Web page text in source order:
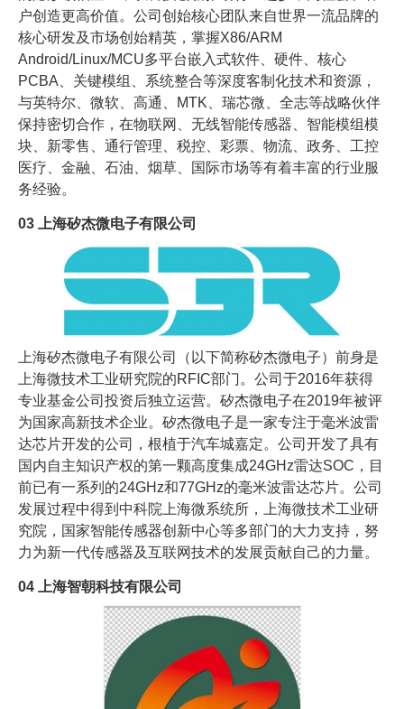
户创造更高价值。公司创始核心团队来自世界一流品牌的
核心研发及市场创始精英，掌握X86/ARM
Android/Linux/MCU多平台嵌入式软件、硬件、核心
PCBA、关键模组、系统整合等深度客制化技术和资源，
与英特尔、微软、高通、MTK、瑞芯微、全志等战略伙伴
保持密切合作，在物联网、无线智能传感器、智能模组模
块、新零售、通行管理、税控、彩票、物流、政务、工控
医疗、金融、石油、烟草、国际市场等有着丰富的行业服
务经验。
03 上海矽杰微电子有限公司
上海矽杰微电子有限公司（以下简称矽杰微电子）前身是
上海微技术工业研究院的RFIC部门。公司于2016年获得
专业基金公司投资后独立运营。矽杰微电子在2019年被评
为国家高新技术企业。矽杰微电子是一家专注于毫米波雷
达芯片开发的公司，根植于汽车城嘉定。公司开发了具有
国内自主知识产权的第一颗高度集成24GHz雷达SOC，目
前已有一系列的24GHz和77GHz的毫米波雷达芯片。公司
发展过程中得到中科院上海微系统所，上海微技术工业研
究院，国家智能传感器创新中心等多部门的大力支持，努
力为新一代传感器及互联网技术的发展贡献自己的力量。
04 上海智朝科技有限公司